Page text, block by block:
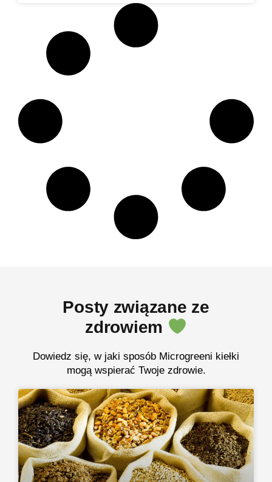
Posty związane ze
zdrowiem
Dowiedz się, w jaki sposób Microgreeni kiełki
mogą wspierać Twoje zdrowie.